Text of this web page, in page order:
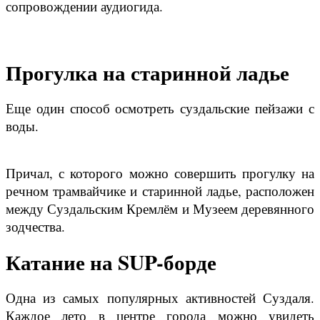
сопровождении аудиогида.
Прогулка на старинной ладье
Еще один способ осмотреть суздальские пейзажи с
воды.
Причал, с которого можно совершить прогулку на
речном трамвайчике и старинной ладье, расположен
между Суздальским Кремлём и Музеем деревянного
зодчества.
Катание на SUP-борде
Одна из самых популярных активностей Суздаля.
Каждое лето в центре города можно увидеть